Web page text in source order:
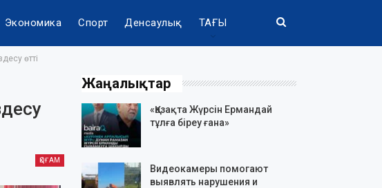
Экономика Спорт Денсаулық ТАҒЫ
өтті
ҚОҒАМ
Жаңалықтар
«Қазақта Жүрсін Ермандай
тұлға біреу ғана»
Видеокамеры помогают
выявлять нарушения и